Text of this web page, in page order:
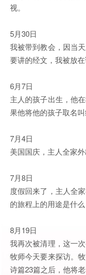
视。
5月30日
我被带到教会，因当
要讲的经文，我被放
6月7日
主人的孩子出生，他
果他将他的孩子取名叫
7月4日
美国国庆，主人全家
7月8日
度假回来了，主人全
的旅程上的用途是什么
8月19日
我再次被清理，这一
牧师今天要来探访。
诗篇23篇之后，他将